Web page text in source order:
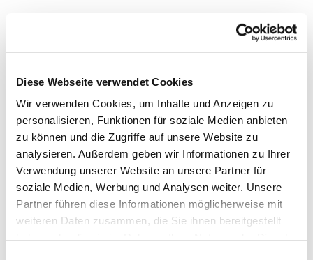
Diese Webseite verwendet Cookies
Wir verwenden Cookies, um Inhalte und Anzeigen zu
personalisieren, Funktionen für soziale Medien anbieten
zu können und die Zugriffe auf unsere Website zu
analysieren. Außerdem geben wir Informationen zu Ihrer
Verwendung unserer Website an unsere Partner für
soziale Medien, Werbung und Analysen weiter. Unsere
Partner führen diese Informationen möglicherweise mit
weiteren Daten zusammen, die Sie ihnen bereitgestellt